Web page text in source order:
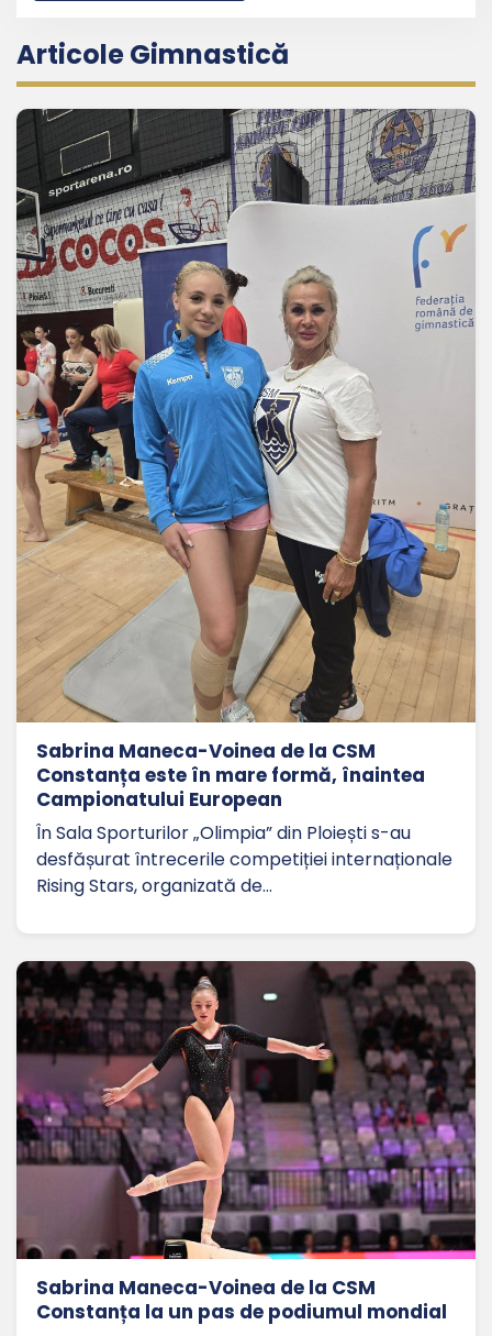
Articole Gimnastică
Sabrina Maneca-Voinea de la CSM
Constanța este în mare formă, înaintea
Campionatului European
În Sala Sporturilor „Olimpia” din Ploiești s-au
desfășurat întrecerile competiției internaționale
Rising Stars, organizată de…
Sabrina Maneca-Voinea de la CSM
Constanța la un pas de podiumul mondial